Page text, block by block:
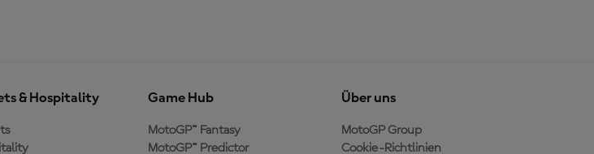
& Hospitality Game Hub
MotoGP™ Fantasy
MotoGP™ Predictor
Über uns
MotoGP Group
Cookie-Richtlinien